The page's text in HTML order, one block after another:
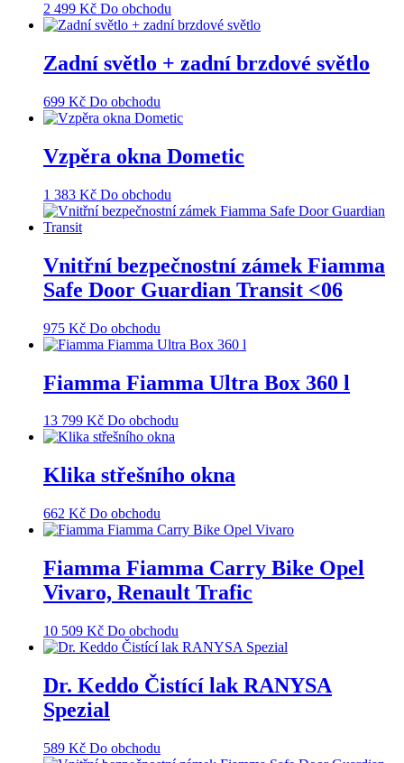
2 499 Kč Do obchodu
Zadní světlo + zadní brzdové světlo
699 Kč Do obchodu
Vzpěra okna Dometic
1 383 Kč Do obchodu
Vnitřní bezpečnostní zámek Fiamma
Safe Door Guardian Transit <06
975 Kč Do obchodu
Fiamma Fiamma Ultra Box 360 l
13 799 Kč Do obchodu
Klika střešního okna
662 Kč Do obchodu
Fiamma Fiamma Carry Bike Opel
Vivaro, Renault Trafic
10 509 Kč Do obchodu
Dr. Keddo Čistící lak RANYSA
Spezial
589 Kč Do obchodu